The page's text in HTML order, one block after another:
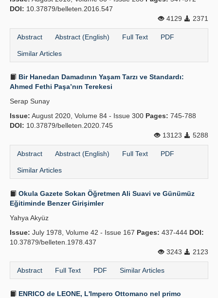
DOI: 10.37879/belleten.2016.547
4129
2371
Abstract Abstract (English) Full Text PDF
Similar Articles
Bir Hanedan Damadının Yaşam Tarzı ve Standardı:
Ahmed Fethi Paşa’nın Terekesi
Serap Sunay
Issue: August 2020, Volume 84 - Issue 300 Pages: 745-788
DOI: 10.37879/belleten.2020.745
13123
5288
Abstract Abstract (English) Full Text PDF
Similar Articles
Okula Gazete Sokan Öğretmen Ali Suavi ve Günümüz
Eğitiminde Benzer Girişimler
Yahya Akyüz
Issue: July 1978, Volume 42 - Issue 167 Pages: 437-444 DOI:
10.37879/belleten.1978.437
3243
2123
Abstract Full Text PDF Similar Articles
ENRICO de LEONE, L'Impero Ottomano nel primo